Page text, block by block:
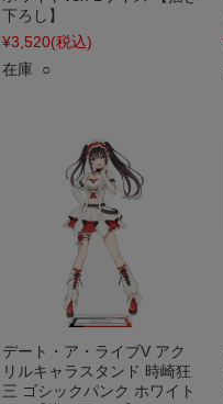
下ろし】
¥3,520(税込)
在庫 ○
デート・ア・ライブV アク
リルキャラスタンド 時崎狂
三 ゴシックパンク ホワイト